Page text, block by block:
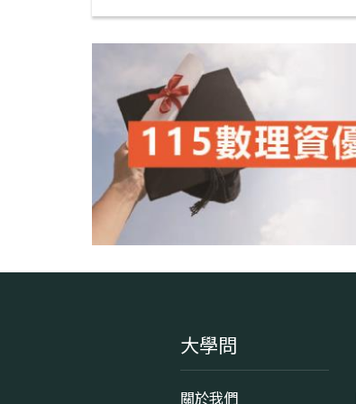
大學問
關於我們